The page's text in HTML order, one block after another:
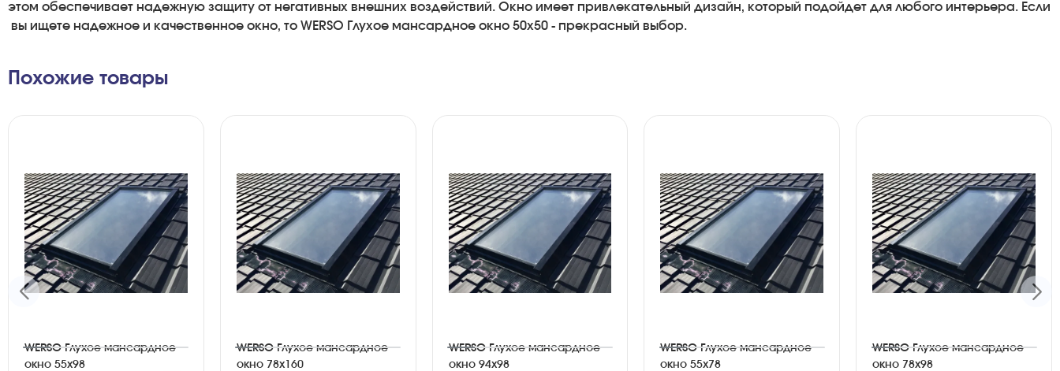
этом обеспечивает надежную защиту от негативных внешних воздействий. Окно имеет привлекательный дизайн, который подойдет для любого интерьера. Если
вы ищете надежное и качественное окно, то WERSO Глухое мансардное окно 50x50 - прекрасный выбор.
Похожие товары
WERSO Глухое мансардное
окно 55x98
WERSO Глухое мансардное
окно 78x160
WERSO Глухое мансардное
окно 94x98
WERSO Глухое мансардное
окно 55x78
WERSO Глухое мансардное
окно 78x98